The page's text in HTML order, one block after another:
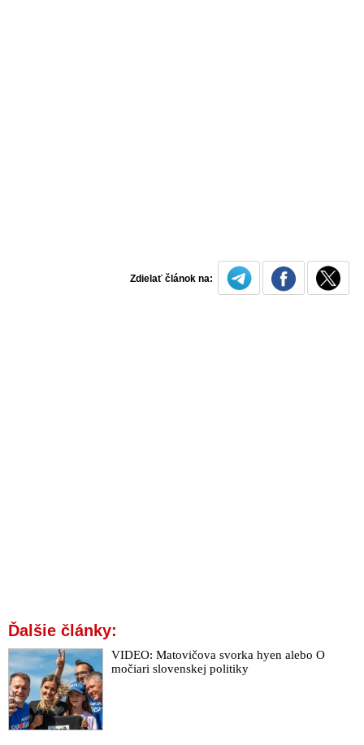
Zdielať článok na:
Ďalšie články:
VIDEO: Matovičova svorka hyen alebo O
močiari slovenskej politiky